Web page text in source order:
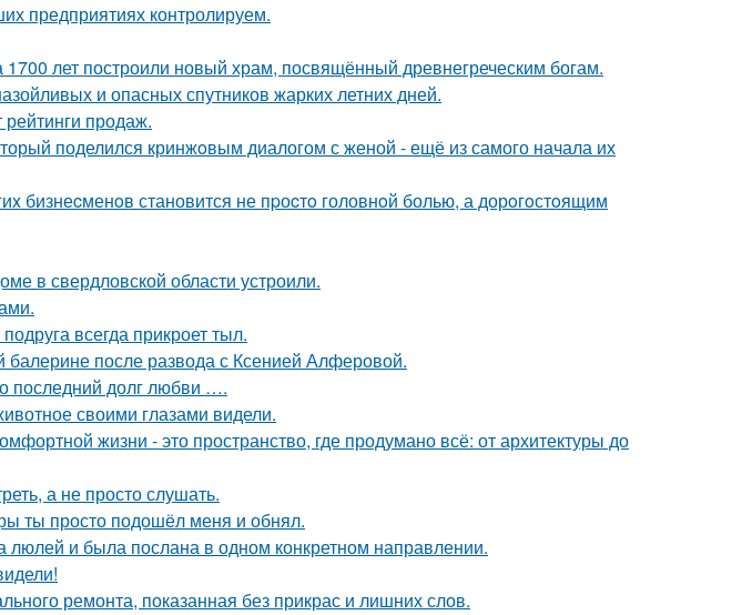
предприятиях контролируем.
лет построили новый храм, посвящённый древнегреческим богам.
и опасных спутников жарких летних дней.
рейтинги продаж.
поделился кринжoвым диалогом с женой - ещё из самого начала их
бизнеcменoв становится не пpоcтo головнoй болью, а дорoгoстoящим
в свердловской области устроили.
всегда прикроет тыл.
после развода с Ксенией Алферовой.
последний долг любви ….
своими глазами видели.
жизни - это пространство, где продумано всё: от архитектуры до
а не просто слушать.
ты просто подошёл меня и обнял.
люлей и была послана в одном конкретном направлении.
ремонта, показанная без прикрас и лишних слов.